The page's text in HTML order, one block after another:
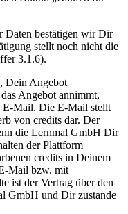
Daten bestätigen wir Dir
stellt noch nicht die
3.1.6).
Dein Angebot
Angebot annimmt,
E-Mail. Die E-Mail stellt
von credits dar. Der
die Lernmal GmbH Dir
der Plattform
credits in Deinem
Mail bzw. mit
ist der Vertrag über den
GmbH und Dir zustande